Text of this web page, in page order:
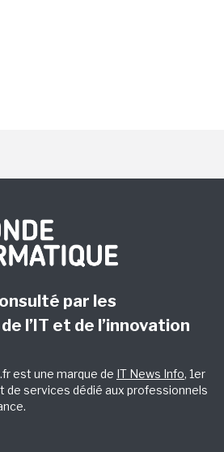
par les
l’IT et de l’innovation
est une marque de IT News Info, 1er
de services dédié aux professionnels